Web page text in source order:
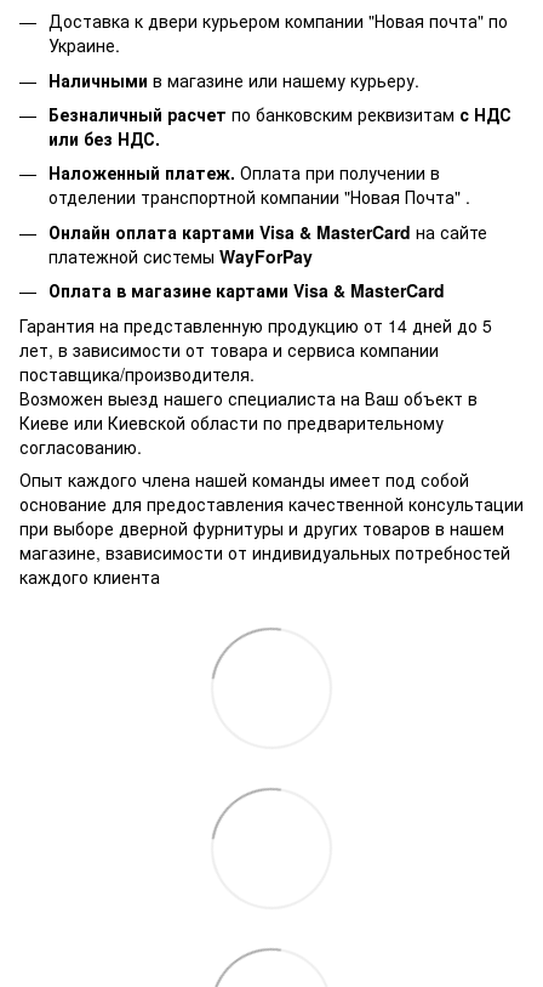
Доставка к двери курьером компании "Новая почта" по
Украине.
Наличными в магазине или нашему курьеру.
Безналичный расчет по банковским реквизитам с НДС
или без НДС.
Наложенный платеж. Оплата при получении в
отделении транспортной компании "Новая Почта" .
Онлайн оплата картами Visa & MasterCard на сайте
платежной системы WayForPay
Оплата в магазине картами Visa & MasterCard
Гарантия на представленную продукцию от 14 дней до 5
лет, в зависимости от товара и сервиса компании
поставщика/производителя.
Возможен выезд нашего специалиста на Ваш объект в
Киеве или Киевской области по предварительному
согласованию.
Опыт каждого члена нашей команды имеет под собой
основание для предоставления качественной консультации
при выборе дверной фурнитуры и других товаров в нашем
магазине, взависимости от индивидуальных потребностей
каждого клиента